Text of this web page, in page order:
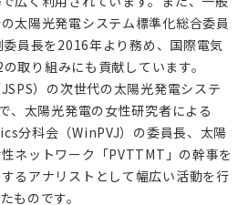
太陽光発電システム標準化総合委員
員長を2016年より務め、国際電気
取り組みにも貢献しています。
）の次世代の太陽光発電システ
、太陽光発電の女性研究者による
科会（WinPVJ）の委員長、太陽
ネットワーク「PVTTMT」の幹事を
るアナリストとして幅広い活動を行
ものです。